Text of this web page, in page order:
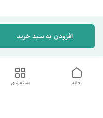
افزودن به سبد خرید
دسته‌بندی خانه